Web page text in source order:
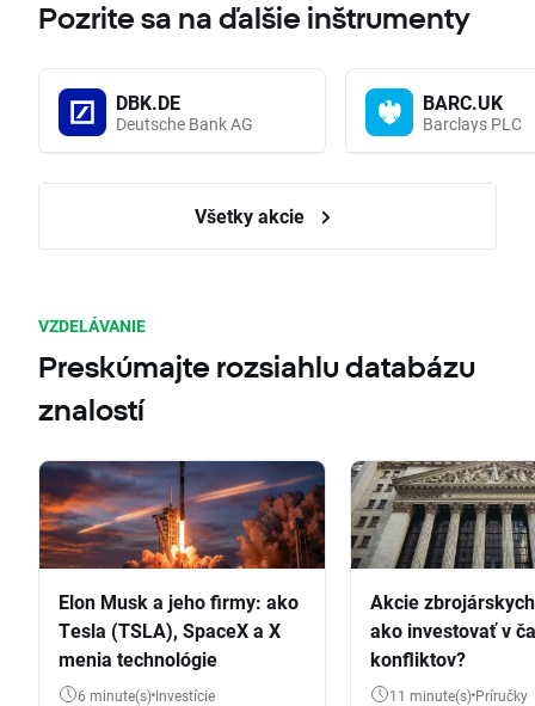
Pozrite sa na ďalšie inštrumenty
DBK.DE
Deutsche Bank AG
BARC.UK
Barclays PLC
Všetky akcie
VZDELÁVANIE
Preskúmajte rozsiahlu databázu
znalostí
Elon Musk a jeho firmy: ako
Tesla (TSLA), SpaceX a X
menia technológie
6 minute(s) Investície
Akcie
ako investovať v
konfliktov?
11 minute(s) Príručky